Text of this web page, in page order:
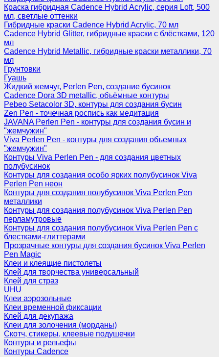
Краска гибридная Cadence Hybrid Acrylic, серия Loft, 500
мл, светлые оттенки
Гибридные краски Cadence Hybrid Acrylic, 70 мл
Cadence Hybrid Glitter, гибридные краски с блёстками, 120
мл
Cadence Hybrid Metallic, гибридные краски металлики, 70
мл
Грунтовки
Гуашь
Жидкий жемчуг, Perlen Pen, создание бусинок
Cadence Dora 3D metallic, объёмные контуры
Pebeo Setacolor 3D, контуры для создания бусин
Zen Pen - точечная роспись как медитация
JAVANA Perlen Pen - контуры для создания бусин и
"жемчужин"
Viva Perlen Pen - контуры для создания объемных
"жемчужин"
Контуры Viva Perlen Pen - для создания цветных
полубусинок
Контуры для создания особо ярких полубусинок Viva
Perlen Pen неон
Контуры для создания полубусинок Viva Perlen Pen
металлики
Контуры для создания полубусинок Viva Perlen Pen
перламутровые
Контуры для создания полубусинок Viva Perlen Pen с
блестками-глиттерами
Прозрачные контуры для создания бусинок Viva Perlen
Pen Magic
Клеи и клеящие пистолеты
Клей для творчества универсальный
Клей для страз
UHU
Клеи аэрозольные
Клеи временной фиксации
Клей для декупажа
Клеи для золочения (морданы)
Скотч, стикеры, клеевые подушечки
Контуры и рельефы
Контуры Cadence